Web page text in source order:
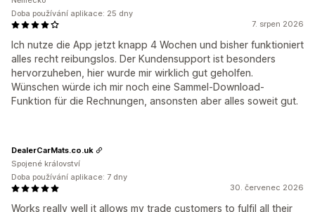
7. srpen 2026
Ich nutze die App jetzt knapp 4 Wochen und bisher funktioniert
alles recht reibungslos. Der Kundensupport ist besonders
hervorzuheben, hier wurde mir wirklich gut geholfen.
Wünschen würde ich mir noch eine Sammel-Download-
Funktion für die Rechnungen, ansonsten aber alles soweit gut.
Doba používání aplikace: 25 dny
30. červenec 2026
Works really well it allows my trade customers to fulfil all their
DealerCarMats.co.uk
Spojené království
Doba používání aplikace: 7 dny